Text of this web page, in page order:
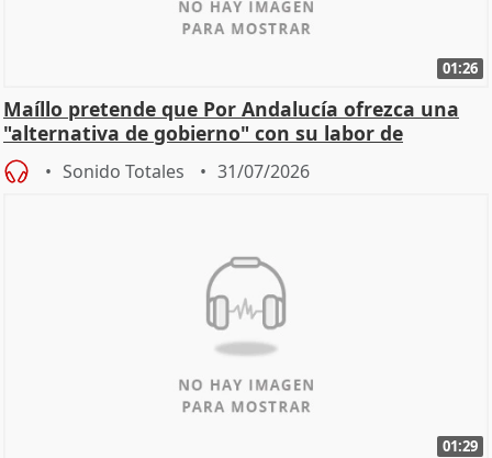
01:26
Maíllo pretende que Por Andalucía ofrezca una
"alternativa de gobierno" con su labor de
oposición
Sonido Totales 31/07/2026
01:29